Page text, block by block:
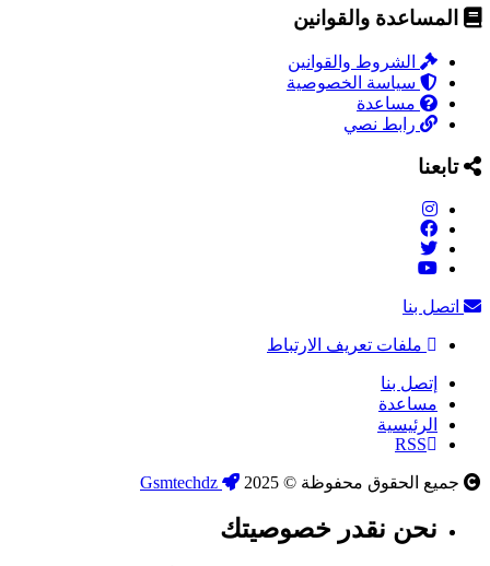
المساعدة والقوانين
الشروط والقوانين
سياسة الخصوصية
مساعدة
رابط نصي
تابعنا
اتصل بنا
ملفات تعريف الارتباط
إتصل بنا
مساعدة
الرئيسية
RSS
جميع الحقوق محفوظة © 2025
نحن نقدر خصوصيتك